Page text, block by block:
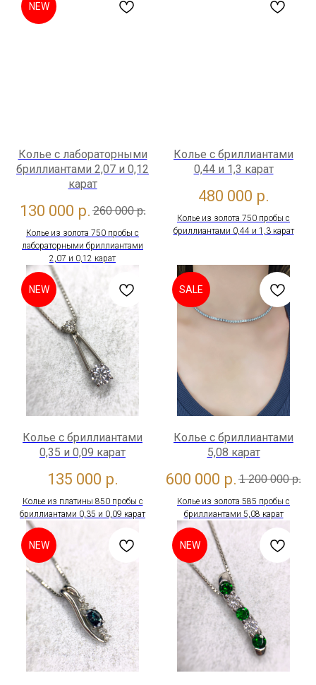
NEW
Колье с лабораторными
бриллиантами 2,07 и 0,12
карат
130 000 р. 260 000 р.
Колье из золота 750 пробы с
лабораторными бриллиантами
2,07 и 0,12 карат
Колье с бриллиантами
0,44 и 1,3 карат
480 000 р.
Колье из золота 750 пробы с
бриллиантами 0,44 и 1,3 карат
NEW
Колье с бриллиантами
0,35 и 0,09 карат
135 000 р.
Колье из платины 850 пробы с
бриллиантами 0,35 и 0,09 карат
SALE
Колье с бриллиантами
5,08 карат
600 000 р. 1 200 000 р.
Колье из золота 585 пробы с
бриллиантами 5,08 карат
NEW NEW